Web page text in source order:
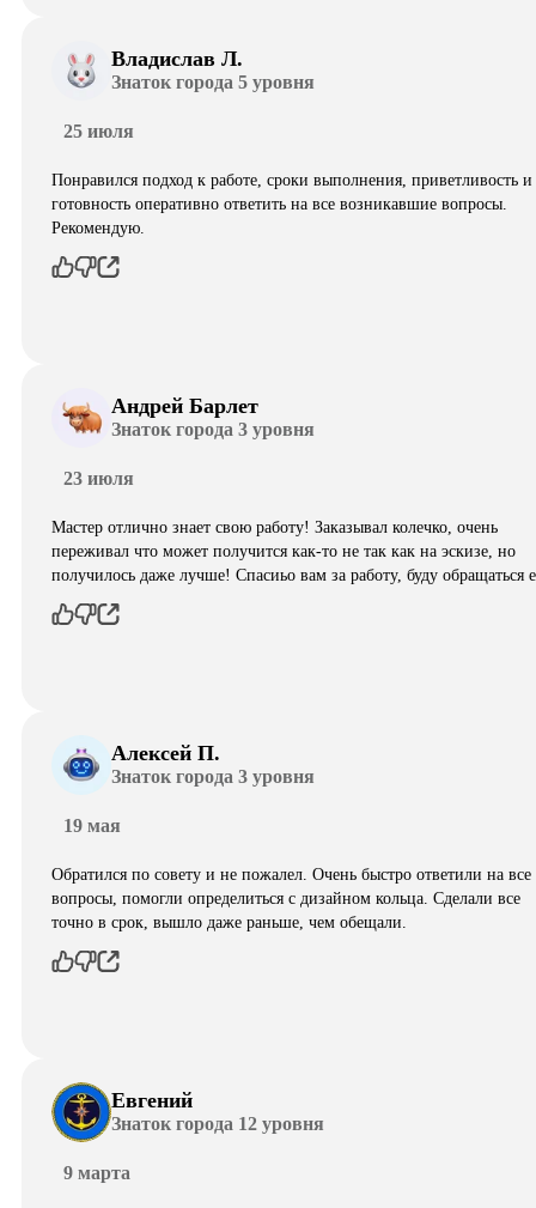
Владислав Л.
Знаток города 5 уровня
25 июля
Понравился подход к работе, сроки выполнения, приветливость и
готовность оперативно ответить на все возникавшие вопросы.
Рекомендую.
Андрей Барлет
Знаток города 3 уровня
23 июля
Мастер отлично знает свою работу! Заказывал колечко, очень
переживал что может получится как-то не так как на эскизе, но
получилось даже лучше! Спасиьо вам за работу, буду обращаться
Алексей П.
Знаток города 3 уровня
19 мая
Обратился по совету и не пожалел. Очень быстро ответили на все
вопросы, помогли определиться с дизайном кольца. Сделали все
точно в срок, вышло даже раньше, чем обещали.
Евгений
Знаток города 12 уровня
9 марта